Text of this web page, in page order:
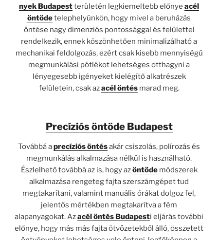
nyek Budapestterületén legkiemeltebb előnye acél
öntödetelephelyünkön, hogy mivel a beruházás
öntése nagy dimenziós pontossággal és felülettel
rendelkezik, ennek köszönhetően minimalizálható a
mechanikai feldolgozás, ezért csak kisebb mennyiségű
megmunkálási pótlékot lehetséges otthagyni a
lényegesebb igényeket kielégítő alkatrészek
felületein, csak azacél öntésmarad meg.
Precíziós öntöde Budapest
Továbbá aprecíziós öntésakár csiszolás, polírozás és
megmunkálás alkalmazása nélkül is használható.
Észlelhető továbbá az is, hogy azöntödemódszerek
alkalmazása rengeteg fajta szerszámgépet tud
megtakarítani, valamint manuális órákat dolgoz fel,
jelentős mértékben megtakarítva a fém
alapanyagokat. Azacél öntés Budapesti eljárás további
előnye, hogy más más fajta ötvözetekből álló, összetett